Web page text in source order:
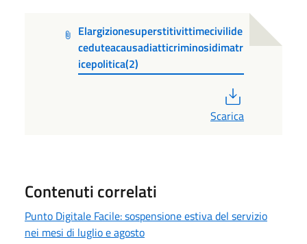
Elargizionesuperstitivittimecivilide
ceduteacausadiatticriminosidimatr
icepolitica(2)
Scarica
Contenuti correlati
Punto Digitale Facile: sospensione estiva del servizio
nei mesi di luglio e agosto